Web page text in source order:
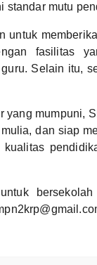
standar mutu
untuk
fasilitas
Selain itu,
yang mumpuni,
dan siap